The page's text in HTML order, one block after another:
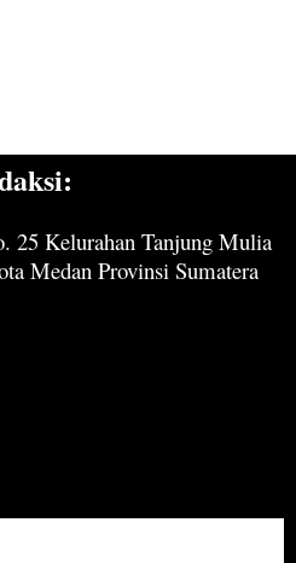
25 Kelurahan Tanjung Mulia
Medan Provinsi Sumatera